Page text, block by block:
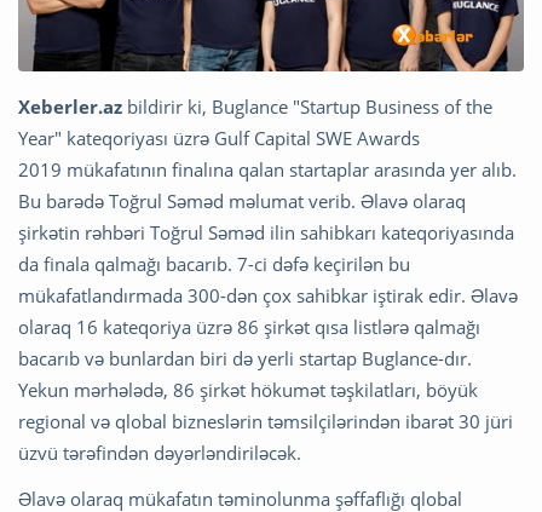
Xeberler.az bildirir ki, Buglance "Startup Business of the
Year" kateqoriyası üzrə Gulf Capital SWE Awards
2019 mükafatının finalına qalan startaplar arasında yer alıb.
Bu barədə Toğrul Səməd məlumat verib. Əlavə olaraq
şirkətin rəhbəri Toğrul Səməd ilin sahibkarı kateqoriyasında
da finala qalmağı bacarıb. 7-ci dəfə keçirilən bu
mükafatlandırmada 300-dən çox sahibkar iştirak edir. Əlavə
olaraq 16 kateqoriya üzrə 86 şirkət qısa listlərə qalmağı
bacarıb və bunlardan biri də yerli startap Buglance-dır.
Yekun mərhələdə, 86 şirkət hökumət təşkilatları, böyük
regional və qlobal bizneslərin təmsilçilərindən ibarət 30 jüri
üzvü tərəfindən dəyərləndiriləcək.
Əlavə olaraq mükafatın təminolunma şəffaflığı qlobal